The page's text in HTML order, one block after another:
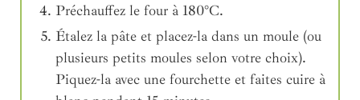
Préchauffez le four à 180°C.
Étalez la pâte et placez-la dans un moule (ou
plusieurs petits moules selon votre choix).
Piquez-la avec une fourchette et faites cuire à